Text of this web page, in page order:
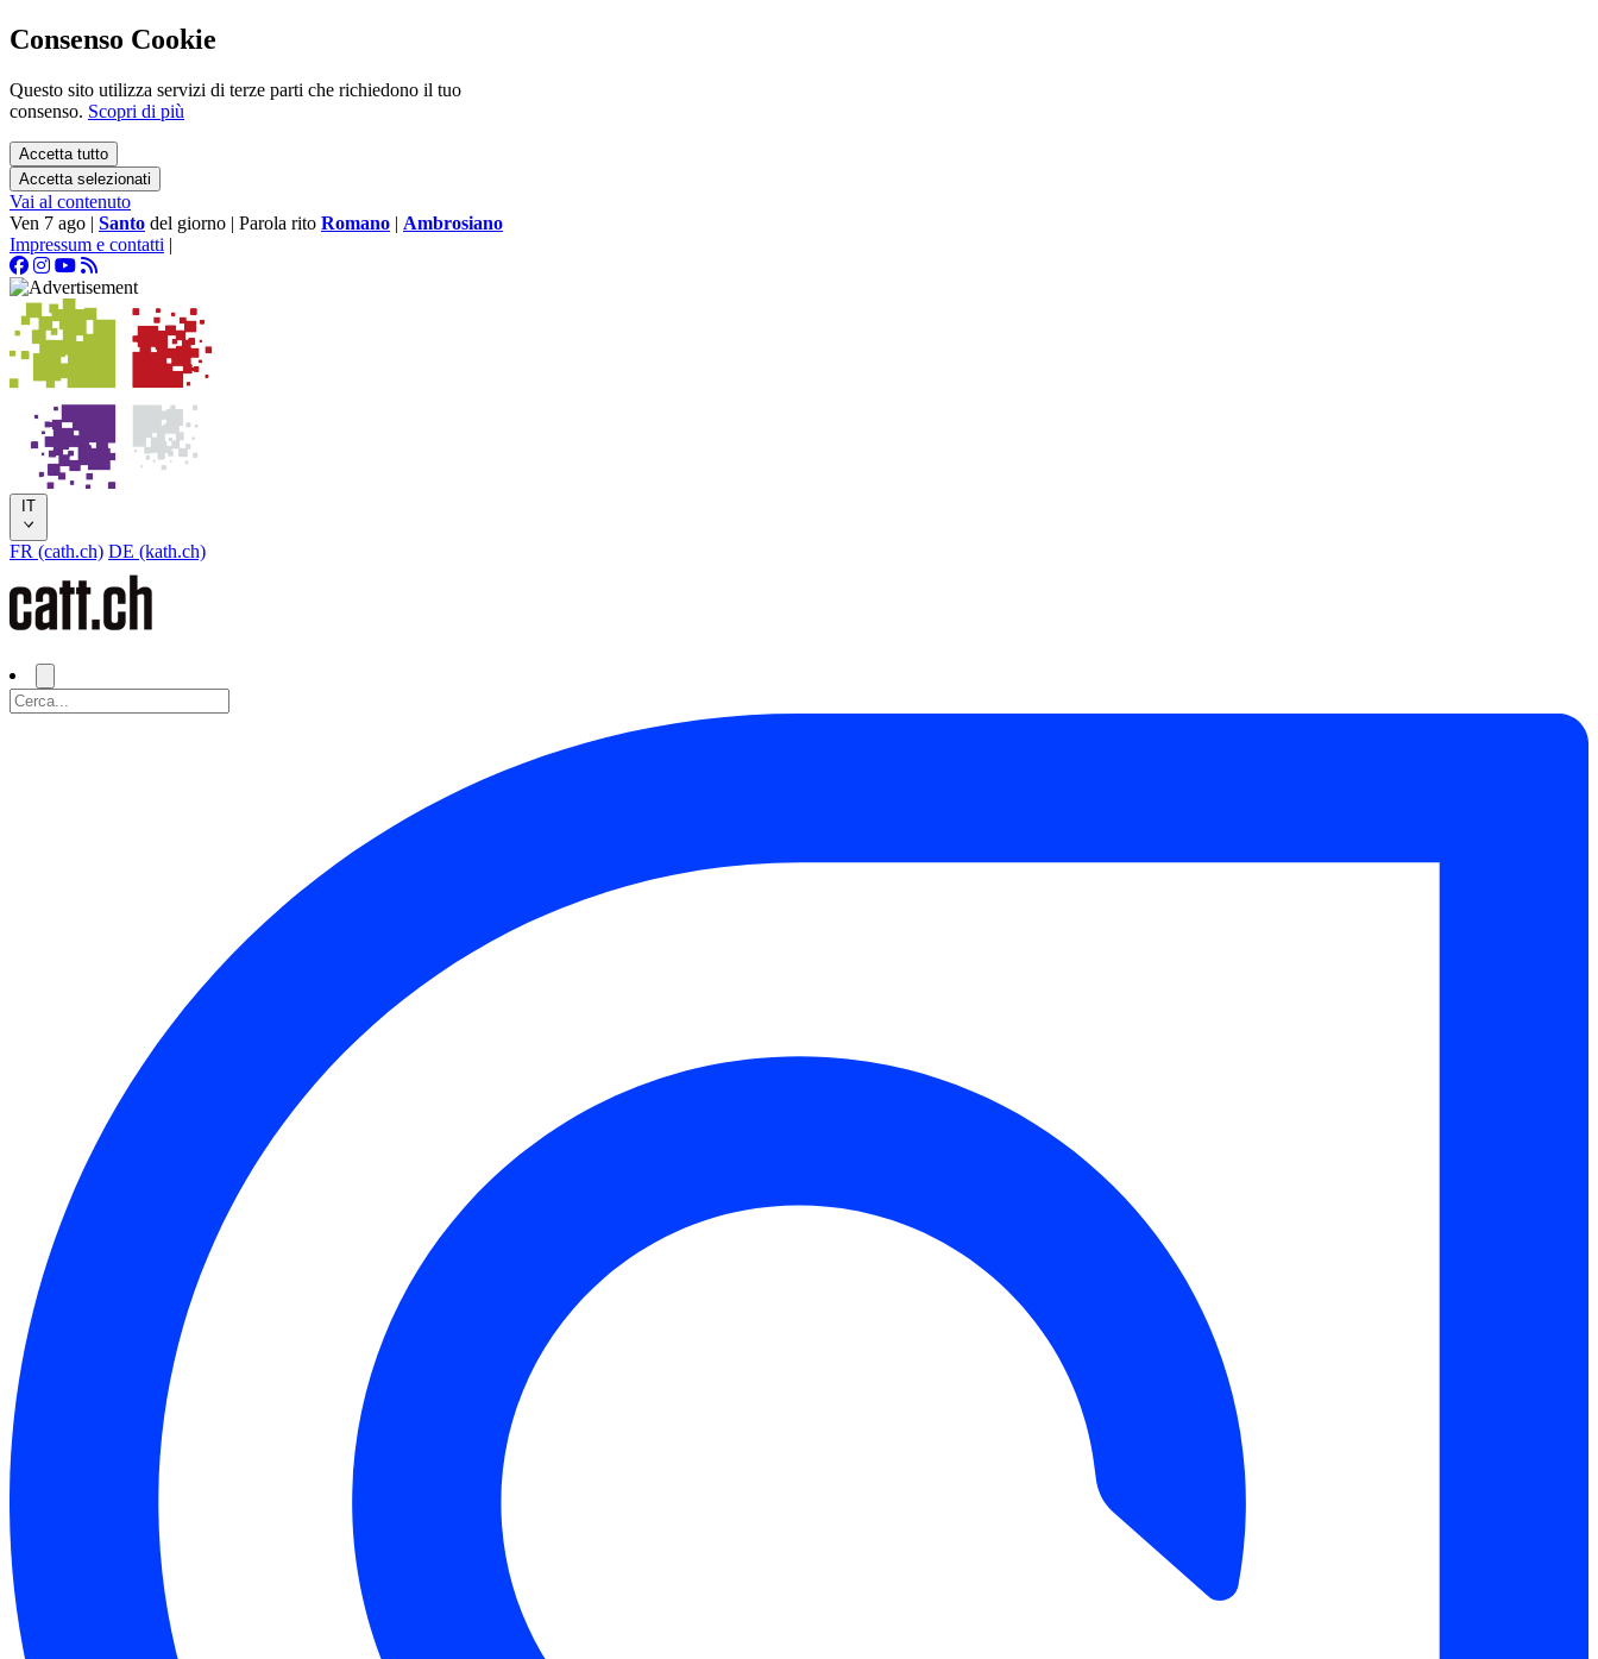
Consenso Cookie
Questo sito utilizza servizi di terze parti che richiedono il tuo
consenso. Scopri di più
Accetta tutto
Accetta selezionati
Vai al contenuto
Ven 7 ago | Santo del giorno | Parola rito Romano | Ambrosiano
Impressum e contatti |
IT
FR (cath.ch) DE (kath.ch)